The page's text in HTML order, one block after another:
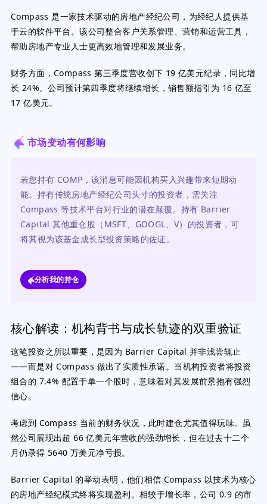
Compass 是一家技术驱动的房地产经纪公司，为经纪人提供基
于云的软件平台。该公司整合客户关系管理、营销和运营工具，
帮助房地产专业人士更高效地管理和发展业务。
财务方面，Compass 第三季度营收创下 19 亿美元纪录，同比增
长 24%。公司预计第四季度将继续增长，销售额指引为 16 亿至
17 亿美元。
市场变动有何影响
若您持有 COMP，该消息可能因机构买入兴趣带来短期动
能。持有传统房地产经纪公司头寸的投资者，需关注
Compass 等技术平台对行业的潜在颠覆。持有 Barrier
Capital 其他重仓股（MSFT、GOOGL、V）的投资者，可
将其视为该基金成长型投资策略的佐证。
分析我的持仓
核心解读：机构背书与成长轨迹的双重验证
这笔投资之所以重要，是因为 Barrier Capital 并非浅尝辄止
——而是对 Compass 做出了实质性承诺。当机构投资者将投资
组合的 7.4% 配置于单一个股时，意味着对其发展前景抱有强烈
信心。
考虑到 Compass 当前的财务状况，此时建仓尤其值得玩味。虽
然公司展现出超 66 亿美元年营收的强劲增长，但在过去十二个
月仍录得 5640 万美元净亏损。
Barrier Capital 的举动表明，他们相信 Compass 以技术为核心
的房地产经纪模式终将实现盈利。相较于增长率，公司 0.9 的市